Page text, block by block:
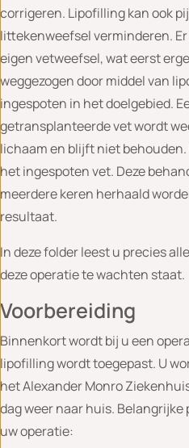
corrigeren. Lipofilling kan ook
littekenweefsel verminderen.
eigen vetweefsel, wat eerst
weggezogen door middel van
ingespoten in het doelgebied.
getransplanteerde vet wordt
lichaam en blijft niet
het ingespoten vet. Deze
meerdere keren herhaald
resultaat.
In deze folder leest u precies
deze operatie te wachten staat.
Voorbereiding
Binnenkort wordt bij u een
lipofilling wordt toegepast. U
het Alexander Monro
dag weer naar huis.
uw operatie: